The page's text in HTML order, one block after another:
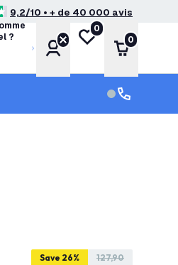
de notation
9,2/10 • + de 40 000 avis
?
Compte
Ma liste de
0
Panier
0
Service
Service client
Save 26% 127,90